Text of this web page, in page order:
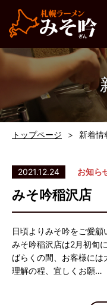
トップページ 新着情
2021.12.24 お知ら
みそ吟稲沢店
日頃よりみそ吟をご愛顧
みそ吟稲沢店は2月初旬
ばらくの間、お客様に
理解の程、宜しくお願…